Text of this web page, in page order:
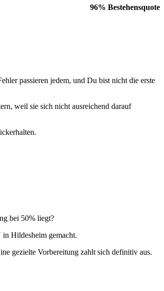
96% Bestehensquote
passieren jedem, und Du bist nicht die erste
weil sie sich nicht ausreichend darauf
bei 50% liegt?
Hildesheim gemacht.
gezielte Vorbereitung zahlt sich definitiv aus.